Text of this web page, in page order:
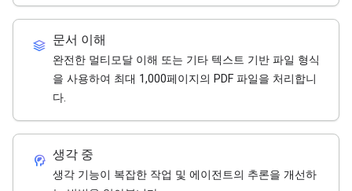
stacks 문서 이해
완전한 멀티모달 이해 또는 기타 텍스트 기반 파일 형식
을 사용하여 최대 1,000페이지의 PDF 파일을 처리합니
다.
cognition_2 생각 중
생각 기능이 복잡한 작업 및 에이전트의 추론을 개선하